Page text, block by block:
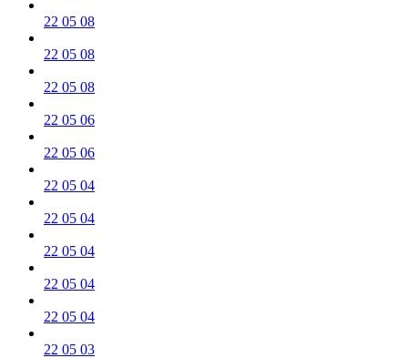
22 05 08
22 05 08
22 05 08
22 05 06
22 05 06
22 05 04
22 05 04
22 05 04
22 05 04
22 05 04
22 05 03